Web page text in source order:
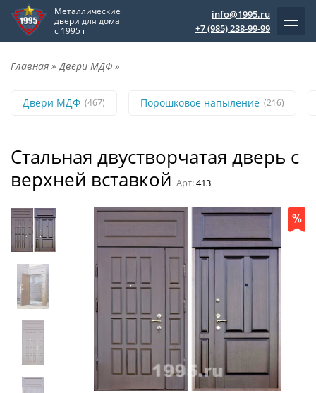
Металлические
двери для дома
с 1995 г
info@1995.ru
+7 (985) 238-99-99
Главная » Двери МДФ »
Двери МДФ (467) Порошковое напыление (216)
Стальная двустворчатая дверь с
верхней вставкой Арт:413